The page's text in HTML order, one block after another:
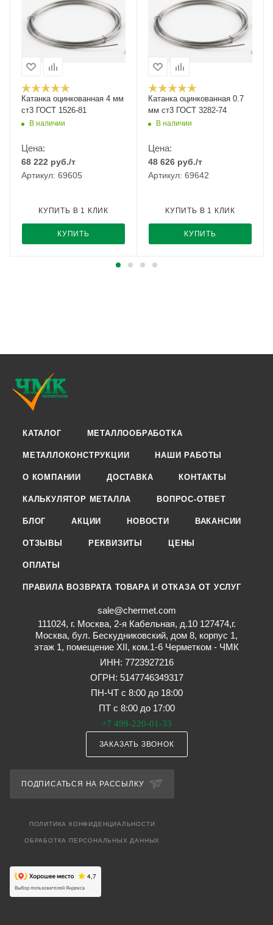
Катанка оцинкованная 4 мм
ст3 ГОСТ 1526-81
В наличии
Цена:
68 222 руб./т
Артикул: 69605
КУПИТЬ
КУПИТЬ В 1 КЛИК
Катанка оцинкованная 0.7
мм ст3 ГОСТ 3282-74
В наличии
Цена:
48 626 руб./т
Артикул: 69642
КУПИТЬ
КУПИТЬ В 1 КЛИК
КАТАЛОГ МЕТАЛЛООБРАБОТКА
МЕТАЛЛОКОНСТРУКЦИИ НАШИ РАБОТЫ
О КОМПАНИИ ДОСТАВКА КОНТАКТЫ
КАЛЬКУЛЯТОР МЕТАЛЛА ВОПРОС-ОТВЕТ
БЛОГ АКЦИИ НОВОСТИ ВАКАНСИИ
ОТЗЫВЫ РЕКВИЗИТЫ ЦЕНЫ
ОПЛАТЫ
ПРАВИЛА ВОЗВРАТА ТОВАРА И ОТКАЗА ОТ УСЛУГ
sale@chermet.com
111024, г. Москва, 2-я Кабельная, д.10 127474,г.
Москва, бул. Бескудниковский, дом 8, корпус 1,
этаж 1, помещение XII, ком.1-6 Черметком - ЧМК
ИНН: 7723927216
ОГРН: 5147746349317
ПН-ЧТ с 8:00 до 18:00
ПТ с 8:00 до 17:00
+7 499-220-01-33
ЗАКАЗАТЬ ЗВОНОК
ПОДПИСАТЬСЯ НА РАССЫЛКУ
ПОЛИТИКА КОНФИДЕНЦИАЛЬНОСТИ
ОБРАБОТКА ПЕРСОНАЛЬНЫХ ДАННЫХ